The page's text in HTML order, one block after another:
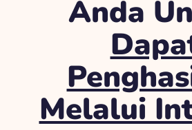
Anda
Melalui